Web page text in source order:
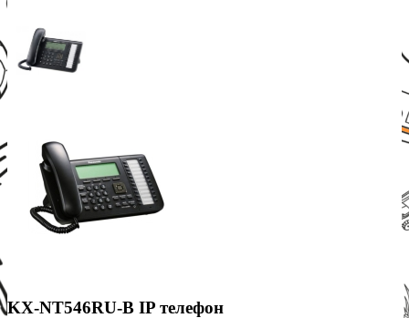
KX-NT546RU-B IP телефон